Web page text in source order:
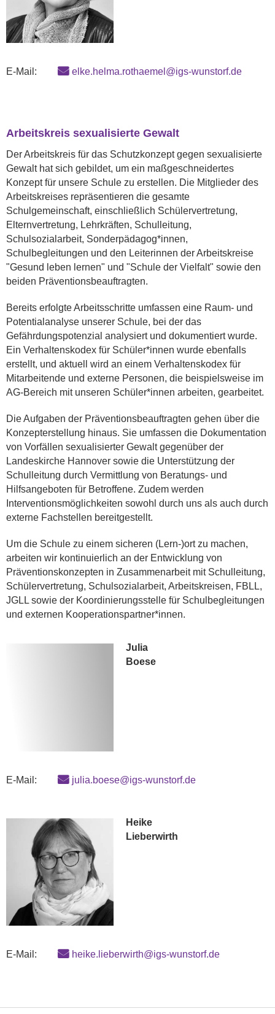
E-Mail: elke.helma.rothaemel@igs-wunstorf.de
Arbeitskreis sexualisierte Gewalt
Der Arbeitskreis für das Schutzkonzept gegen sexualisierte
Gewalt hat sich gebildet, um ein maßgeschneidertes
Konzept für unsere Schule zu erstellen. Die Mitglieder des
Arbeitskreises repräsentieren die gesamte
Schulgemeinschaft, einschließlich Schülervertretung,
Elternvertretung, Lehrkräften, Schulleitung,
Schulsozialarbeit, Sonderpädagog*innen,
Schulbegleitungen und den Leiterinnen der Arbeitskreise
"Gesund leben lernen" und "Schule der Vielfalt" sowie den
beiden Präventionsbeauftragten.
Bereits erfolgte Arbeitsschritte umfassen eine Raum- und
Potentialanalyse unserer Schule, bei der das
Gefährdungspotenzial analysiert und dokumentiert wurde.
Ein Verhaltenskodex für Schüler*innen wurde ebenfalls
erstellt, und aktuell wird an einem Verhaltenskodex für
Mitarbeitende und externe Personen, die beispielsweise im
AG-Bereich mit unseren Schüler*innen arbeiten, gearbeitet.
Die Aufgaben der Präventionsbeauftragten gehen über die
Konzepterstellung hinaus. Sie umfassen die Dokumentation
von Vorfällen sexualisierter Gewalt gegenüber der
Landeskirche Hannover sowie die Unterstützung der
Schulleitung durch Vermittlung von Beratungs- und
Hilfsangeboten für Betroffene. Zudem werden
Interventionsmöglichkeiten sowohl durch uns als auch durch
externe Fachstellen bereitgestellt.
Um die Schule zu einem sicheren (Lern-)ort zu machen,
arbeiten wir kontinuierlich an der Entwicklung von
Präventionskonzepten in Zusammenarbeit mit Schulleitung,
Schülervertretung, Schulsozialarbeit, Arbeitskreisen, FBLL,
JGLL sowie der Koordinierungsstelle für Schulbegleitungen
und externen Kooperationspartner*innen.
Julia
Boese
E-Mail: julia.boese@igs-wunstorf.de
Heike
Lieberwirth
E-Mail: heike.lieberwirth@igs-wunstorf.de